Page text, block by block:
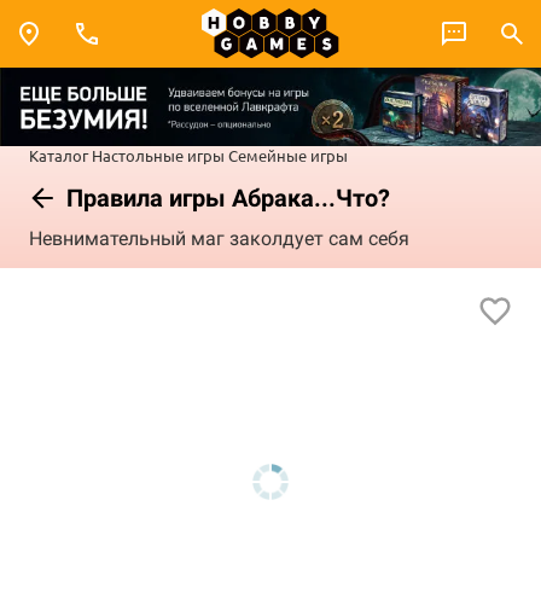
Каталог Настольные игры Семейные игры
Правила игры Абрака...Что?
Невнимательный маг заколдует сам себя